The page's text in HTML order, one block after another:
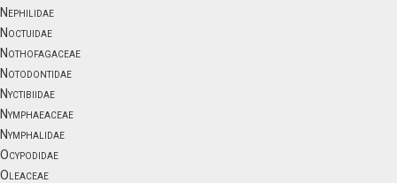
Nephilidae
Noctuidae
Nothofagaceae
Notodontidae
Nyctibiidae
Nymphaeaceae
Nymphalidae
Ocypodidae
Oleaceae